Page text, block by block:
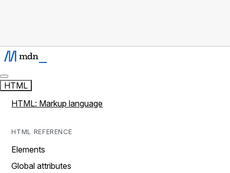
HTML
HTML: Markup language
HTML REFERENCE
Elements
Global attributes